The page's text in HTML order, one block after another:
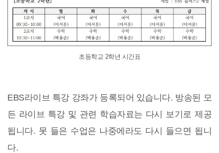
초등학교 2학년 시간표
EBS라이브 특강 강좌가 등록되어 있습니다. 방송된 모
든 라이브 특강 및 관련 학습자료는 다시 보기로 제공
됩니다. 못 들은 수업은 나중에라도 다시 들으면 됩니
다.